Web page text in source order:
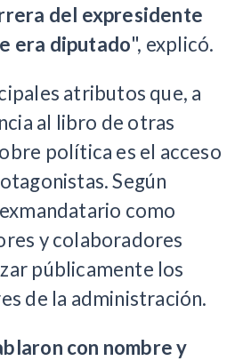
del expresidente
era diputado", explicó.
atributos que, a
al libro de otras
política es el acceso
Según
como
y colaboradores
públicamente los
de la administración.
con nombre y